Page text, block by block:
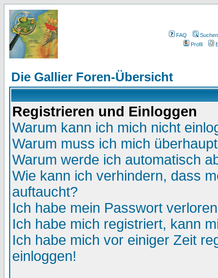
FAQ
Suchen
Profil
Die Gallier Foren-Übersicht
Registrieren und Einloggen
Warum kann ich mich nicht
Warum muss ich mich
Warum werde ich automatisch
Wie kann ich verhindern, dass
auftaucht?
Ich habe mein Passwort
Ich habe mich registriert, kann
Ich habe mich vor einiger Zeit
einloggen!